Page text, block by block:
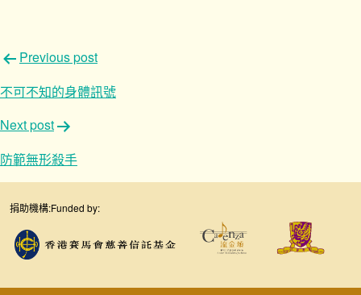
文
章
導
覽
Previous post
不可不知的身體訊號
Next post
防範無形殺手
捐助機構:Funded by: